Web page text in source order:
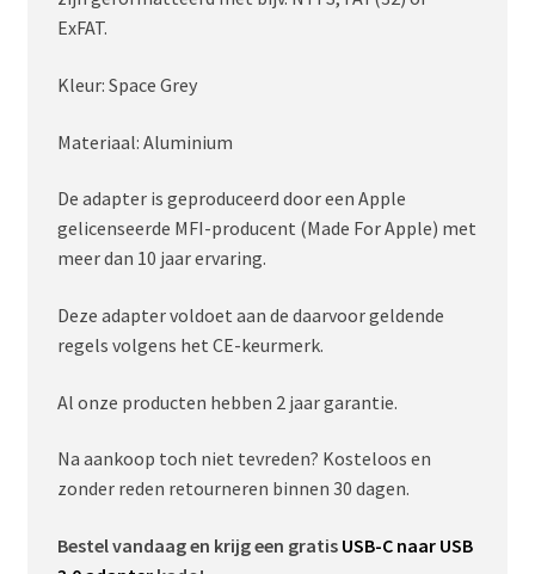
ExFAT.
Kleur: Space Grey
Materiaal: Aluminium
De adapter is geproduceerd door een Apple
gelicenseerde MFI-producent (Made For Apple) met
meer dan 10 jaar ervaring.
Deze adapter voldoet aan de daarvoor geldende
regels volgens het CE-keurmerk.
Al onze producten hebben 2 jaar garantie.
Na aankoop toch niet tevreden? Kosteloos en
zonder reden retourneren binnen 30 dagen.
Bestel vandaag en krijg een gratis USB-C naar USB